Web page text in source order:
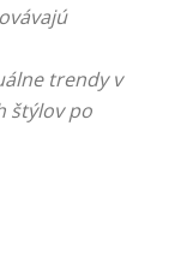
trendy v
štýlov po